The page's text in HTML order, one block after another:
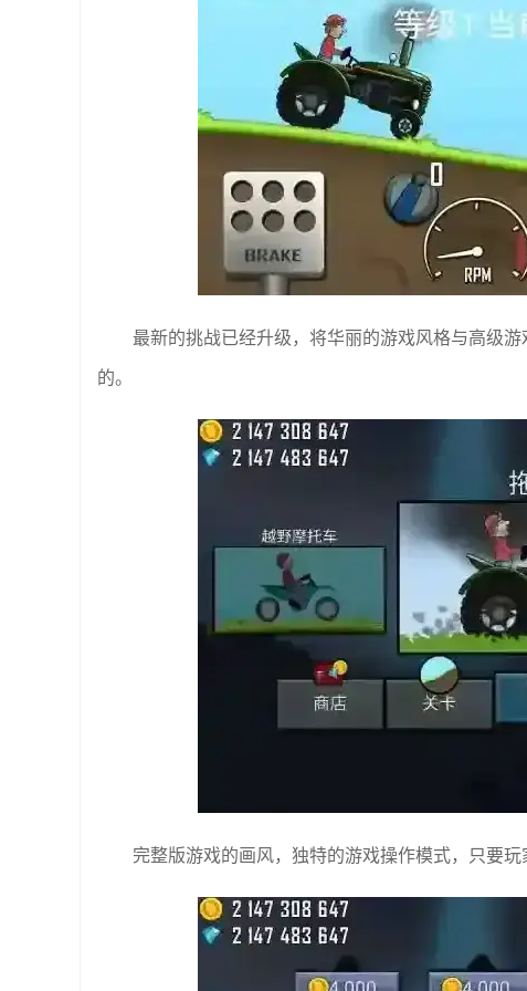
最新的挑战已经升级，将华丽的游戏风格与高级
的。
完整版游戏的画风，独特的游戏操作模式，只要